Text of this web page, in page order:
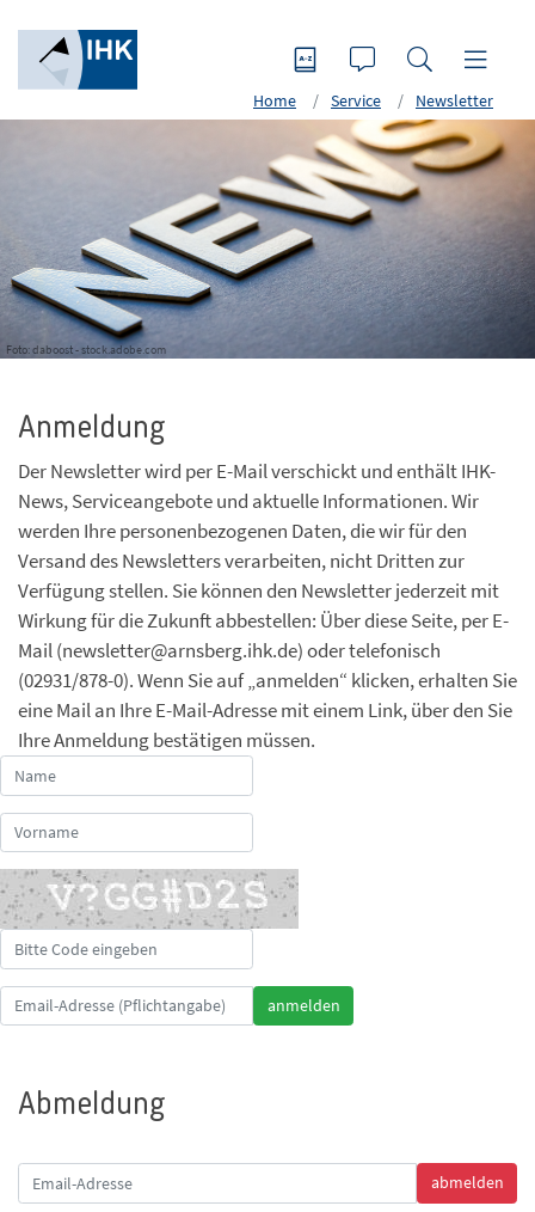
Home Service Newsletter
Foto: daboost - stock.adobe.com
Anmeldung
Der Newsletter wird per E-Mail verschickt und enthält IHK-
News, Serviceangebote und aktuelle Informationen. Wir
werden Ihre personenbezogenen Daten, die wir für den
Versand des Newsletters verarbeiten, nicht Dritten zur
Verfügung stellen. Sie können den Newsletter jederzeit mit
Wirkung für die Zukunft abbestellen: Über diese Seite, per E-
Mail (newsletter@arnsberg.ihk.de) oder telefonisch
(02931/878-0). Wenn Sie auf „anmelden“ klicken, erhalten Sie
eine Mail an Ihre E-Mail-Adresse mit einem Link, über den Sie
Ihre Anmeldung bestätigen müssen.
Abmeldung